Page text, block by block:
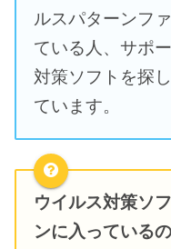
ルスパターンフ
ている人、サポ
対策ソフトを探
ています。
ウイルス対策ソ
ンに入っている